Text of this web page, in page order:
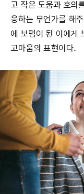
고 작은 도움과 호의
응하는 무언가를 해
에 보탬이 된 이에게
고마움의 표현이다.